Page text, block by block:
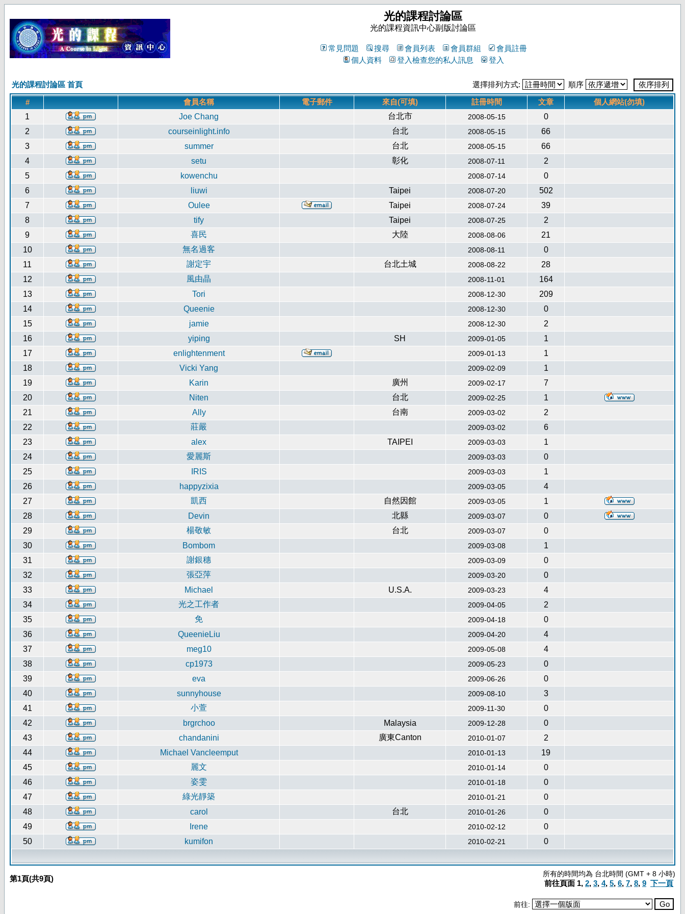
光的課程討論區
光的課程資訊中心副版討論區
常見問題 搜尋 會員列表 會員群組
會員註冊
個人資料
登入檢查您的私人訊息 登入
光的課程討論區 首頁 選擇排列方式: 順序
# 會員名稱 電子郵件 來自(可填) 註冊時間 文章
個人網站(勿填)
1
Joe Chang 台北市 2008-05-15
0
2
courseinlight.info 台北 2008-05-15
66
3
summer 台北 2008-05-15
66
4
setu 彰化 2008-07-11
2
5
kowenchu 2008-07-14
0
6
liuwi Taipei 2008-07-20
502
7
Oulee Taipei 2008-07-24
39
8
tify Taipei 2008-07-25
2
9
喜民 大陸 2008-08-06
21
10
無名過客 2008-08-11
0
11
謝定宇 台北土城 2008-08-22
28
12
風由晶 2008-11-01
164
13
Tori 2008-12-30
209
14
Queenie 2008-12-30
0
15
jamie 2008-12-30
2
16
yiping SH 2009-01-05
1
17
enlightenment 2009-01-13
1
18
Vicki Yang 2009-02-09
1
19
Karin 廣州 2009-02-17
7
20
Niten 台北 2009-02-25
1
21
Ally 台南 2009-03-02
2
22
莊嚴 2009-03-02
6
23
alex TAIPEI 2009-03-03
1
24
愛麗斯 2009-03-03
0
25
IRIS 2009-03-03
1
26
happyzixia 2009-03-05
4
27
凱西 自然因館 2009-03-05
1
28
Devin 北縣 2009-03-07
0
29
楊敬敏 台北 2009-03-07
0
30
Bombom 2009-03-08
1
31
謝銀穗 2009-03-09
0
32
張亞萍 2009-03-20
0
33
Michael U.S.A. 2009-03-23
4
34
光之工作者 2009-04-05
2
35
免 2009-04-18
0
36
QueenieLiu 2009-04-20
4
37
meg10 2009-05-08
4
38
cp1973 2009-05-23
0
39
eva 2009-06-26
0
40
sunnyhouse 2009-08-10
3
41
小萱 2009-11-30
0
42
brgrchoo Malaysia 2009-12-28
0
43
chandanini 廣東Canton 2010-01-07
2
44
Michael Vancleemput 2010-01-13
19
45
麗文 2010-01-14
0
46
姿雯 2010-01-18
0
47
綠光靜築 2010-01-21
0
48
carol 台北 2010-01-26
0
49
Irene 2010-02-12
0
50
kumifon 2010-02-21 0
第1頁(共9頁)
所有的時間均為 台北時間 (GMT + 8 小時)
前往頁面 1, 2, 3, 4, 5, 6, 7, 8, 9 下一頁
前往: